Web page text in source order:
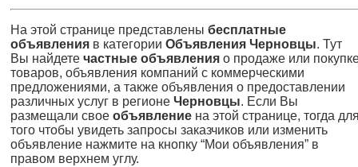
На этой странице представлены бесплатные
объявления в категории Объявления Черновцы. Тут
Вы найдете частные объявления о продаже или
товаров, объявления компаний с коммерческими
предложениями, а также объявления о предоставлении
различных услуг в регионе Черновцы. Если Вы
размещали свое объявление на этой странице, тогда
того чтобы увидеть запросы заказчиков или изменить
объявление нажмите на кнопку “Мои объявления” в
правом верхнем углу.